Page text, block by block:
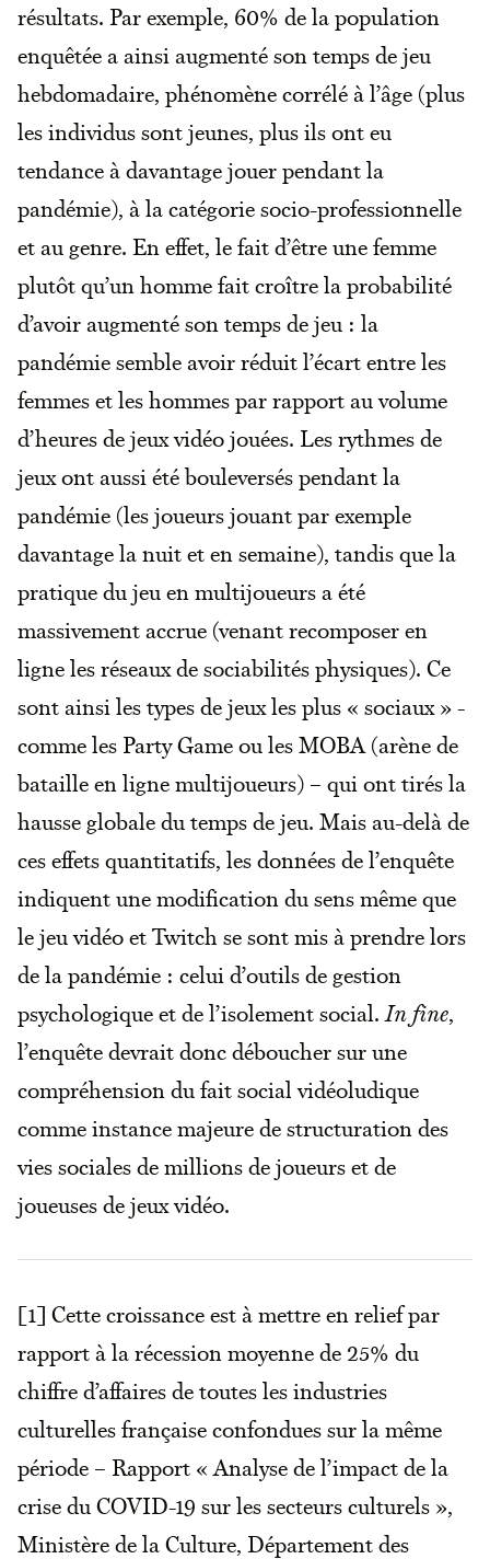
résultats. Par exemple, 60% de la population
enquêtée a ainsi augmenté son temps de jeu
hebdomadaire, phénomène corrélé à l’âge (plus
les individus sont jeunes, plus ils ont eu
tendance à davantage jouer pendant la
pandémie), à la catégorie socio-professionnelle
et au genre. En effet, le fait d’être une femme
plutôt qu’un homme fait croître la probabilité
d’avoir augmenté son temps de jeu : la
pandémie semble avoir réduit l’écart entre les
femmes et les hommes par rapport au volume
d’heures de jeux vidéo jouées. Les rythmes de
jeux ont aussi été bouleversés pendant la
pandémie (les joueurs jouant par exemple
davantage la nuit et en semaine), tandis que la
pratique du jeu en multijoueurs a été
massivement accrue (venant recomposer en
ligne les réseaux de sociabilités physiques). Ce
sont ainsi les types de jeux les plus « sociaux » -
comme les Party Game ou les MOBA (arène de
bataille en ligne multijoueurs) – qui ont tirés la
hausse globale du temps de jeu. Mais au-delà de
ces effets quantitatifs, les données de l’enquête
indiquent une modification du sens même que
le jeu vidéo et Twitch se sont mis à prendre lors
de la pandémie : celui d’outils de gestion
psychologique et de l’isolement social. In fine,
l’enquête devrait donc déboucher sur une
compréhension du fait social vidéoludique
comme instance majeure de structuration des
vies sociales de millions de joueurs et de
joueuses de jeux vidéo.
[1] Cette croissance est à mettre en relief par
rapport à la récession moyenne de 25% du
chiffre d’affaires de toutes les industries
culturelles française confondues sur la même
période – Rapport « Analyse de l’impact de la
crise du COVID-19 sur les secteurs culturels »,
Ministère de la Culture, Département des